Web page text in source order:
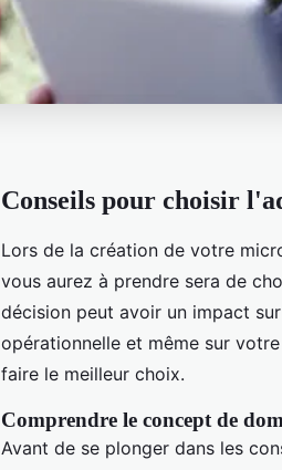
Conseils pour choisir
Lors de la création de votre
vous aurez à prendre sera de
décision peut avoir un impact
opérationnelle et même sur
faire le meilleur choix.
Comprendre le concept de
Avant de se plonger dans les